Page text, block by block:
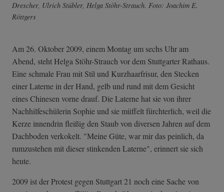
Drescher, Ulrich Stübler, Helga Stöhr-Strauch. Foto: Joachim E.
Röttgers
Am 26. Oktober 2009, einem Montag um sechs Uhr am
Abend, steht Helga Stöhr-Strauch vor dem Stuttgarter Rathaus.
Eine schmale Frau mit Stil und Kurzhaarfrisur, den Stecken
einer Laterne in der Hand, gelb und rund mit dem Gesicht
eines Chinesen vorne drauf. Die Laterne hat sie von ihrer
Nachhilfeschülerin Sophie und sie müffelt fürchterlich, weil die
Kerze innendrin fleißig den Staub von diversen Jahren auf dem
Dachboden verkokelt. "Meine Güte, war mir das peinlich, da
rumzustehen mit dieser stinkenden Laterne", erinnert sie sich
heute.
2009 ist der Protest gegen Stuttgart 21 noch eine Sache von